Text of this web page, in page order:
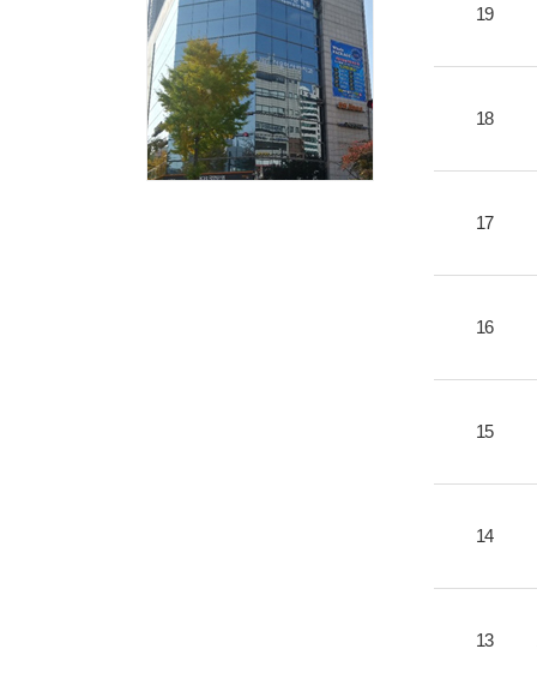
19
18
17
16
15
14
13